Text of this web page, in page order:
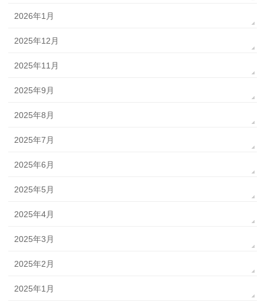
2026年1月
2025年12月
2025年11月
2025年9月
2025年8月
2025年7月
2025年6月
2025年5月
2025年4月
2025年3月
2025年2月
2025年1月